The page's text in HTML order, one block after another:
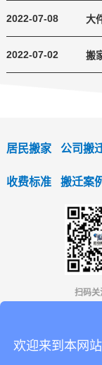
2022-07-08 大
2022-07-02 搬
居民搬家 公司搬
收费标准 搬迁案
扫码关
欢迎来到本网